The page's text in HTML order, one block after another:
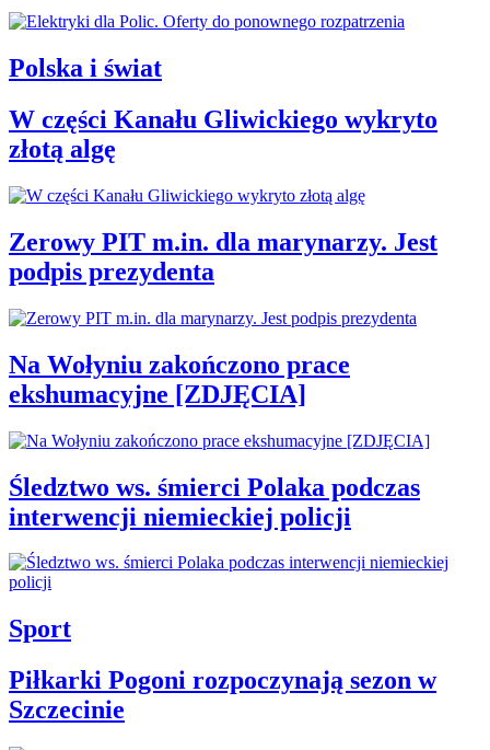
Polska i świat
W części Kanału Gliwickiego wykryto
złotą algę
Zerowy PIT m.in. dla marynarzy. Jest
podpis prezydenta
Na Wołyniu zakończono prace
ekshumacyjne [ZDJĘCIA]
Śledztwo ws. śmierci Polaka podczas
interwencji niemieckiej policji
Sport
Piłkarki Pogoni rozpoczynają sezon w
Szczecinie